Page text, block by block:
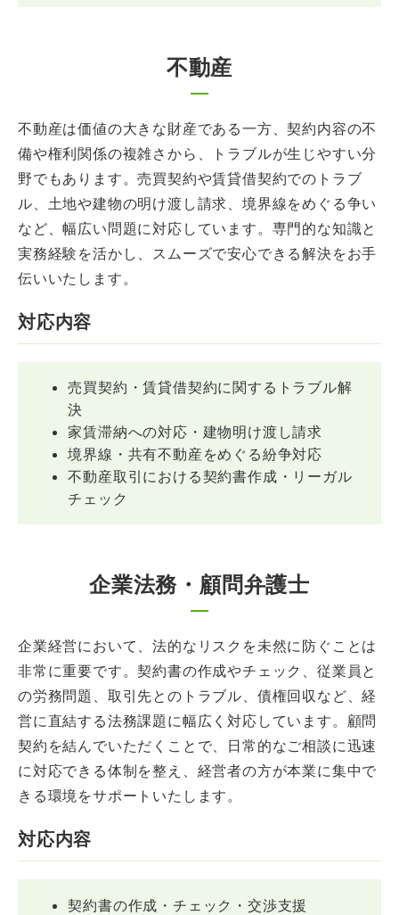
不動産
不動産は価値の大きな財産である一方、契約内容の不
備や権利関係の複雑さから、トラブルが生じやすい分
野でもあります。売買契約や賃貸借契約でのトラブ
ル、土地や建物の明け渡し請求、境界線をめぐる争い
など、幅広い問題に対応しています。専門的な知識と
実務経験を活かし、スムーズで安心できる解決をお手
伝いいたします。
対応内容
売買契約・賃貸借契約に関するトラブル解
決
家賃滞納への対応・建物明け渡し請求
境界線・共有不動産をめぐる紛争対応
不動産取引における契約書作成・リーガル
チェック
企業法務・顧問弁護士
企業経営において、法的なリスクを未然に防ぐことは
非常に重要です。契約書の作成やチェック、従業員と
の労務問題、取引先とのトラブル、債権回収など、経
営に直結する法務課題に幅広く対応しています。顧問
契約を結んでいただくことで、日常的なご相談に迅速
に対応できる体制を整え、経営者の方が本業に集中で
きる環境をサポートいたします。
対応内容
契約書の作成・チェック・交渉支援